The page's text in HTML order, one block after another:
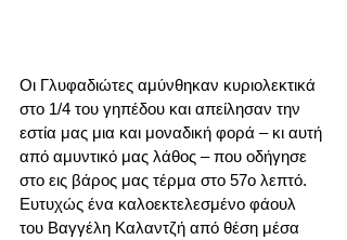
Οι Γλυφαδιώτες αμύνθηκαν κυριολεκτικά
στο 1/4 του γηπέδου και απείλησαν την
εστία μας μια και μοναδική φορά – κι αυτή
από αμυντικό μας λάθος – που οδήγησε
στο εις βάρος μας τέρμα στο 57ο λεπτό.
Ευτυχώς ένα καλοεκτελεσμένο φάουλ
του Βαγγέλη Καλαντζή από θέση μέσα